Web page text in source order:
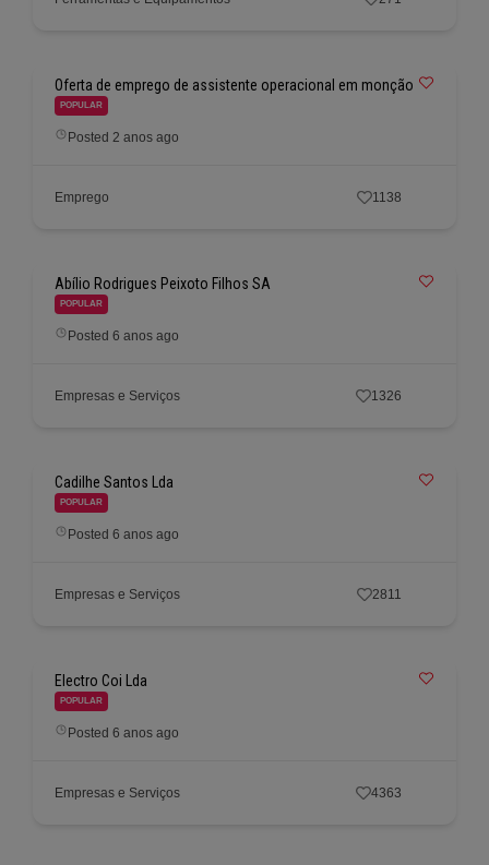
Oferta de emprego de assistente operacional em monção
POPULAR
Posted 2 anos ago
Emprego 1138
Abílio Rodrigues Peixoto Filhos SA
POPULAR
Posted 6 anos ago
Empresas e Serviços 1326
Cadilhe Santos Lda
POPULAR
Posted 6 anos ago
Empresas e Serviços 2811
Electro Coi Lda
POPULAR
Posted 6 anos ago
Empresas e Serviços 4363